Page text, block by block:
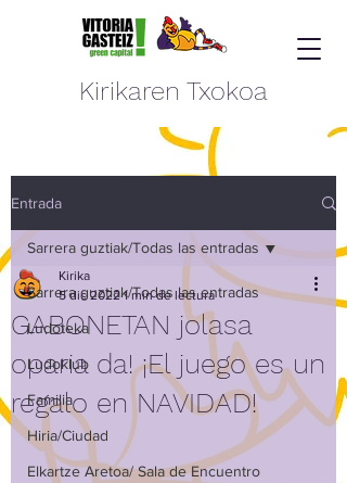
Kirikaren Txokoa
Entrada
Sarrera guztiak/Todas las entradas
Ludoteka
Ludoklub
Familia
Hiria/Ciudad
Elkartze Aretoa/ Sala de Encuentro
Sarrera guztiak/Todas las entradas
GABONETAN jolasa
oparia da! ¡El juego es un
regalo en NAVIDAD!
Kirika
5 dic 2022 1 min de lectura